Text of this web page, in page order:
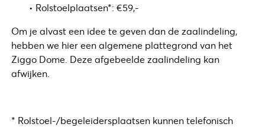
• Rolstoelplaatsen*: €59,-
Om je alvast een idee te geven dan de zaalindeling,
hebben we hier een algemene plattegrond van het
Ziggo Dome. Deze afgebeelde zaalindeling kan
afwijken.
* Rolstoel-/begeleidersplaatsen kunnen telefonisch